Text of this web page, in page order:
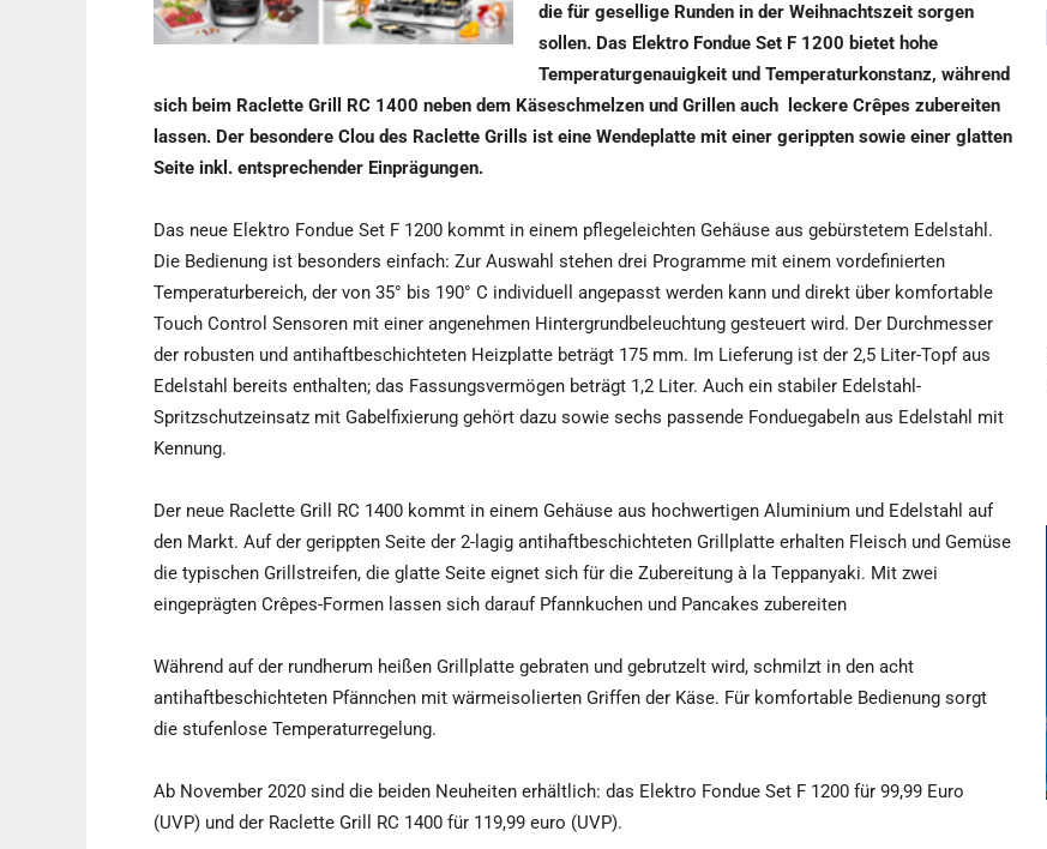
die für gesellige Runden in der Weihnachtszeit sorgen
sollen. Das Elektro Fondue Set F 1200 bietet hohe
Temperaturgenauigkeit und Temperaturkonstanz, während
sich beim Raclette Grill RC 1400 neben dem Käseschmelzen und Grillen auch leckere Crêpes zubereiten
lassen. Der besondere Clou des Raclette Grills ist eine Wendeplatte mit einer gerippten sowie einer glatten
Seite inkl. entsprechender Einprägungen.
Das neue Elektro Fondue Set F 1200 kommt in einem pflegeleichten Gehäuse aus gebürstetem Edelstahl.
Die Bedienung ist besonders einfach: Zur Auswahl stehen drei Programme mit einem vordefinierten
Temperaturbereich, der von 35° bis 190° C individuell angepasst werden kann und direkt über komfortable
Touch Control Sensoren mit einer angenehmen Hintergrundbeleuchtung gesteuert wird. Der Durchmesser
der robusten und antihaftbeschichteten Heizplatte beträgt 175 mm. Im Lieferung ist der 2,5 Liter-Topf aus
Edelstahl bereits enthalten; das Fassungsvermögen beträgt 1,2 Liter. Auch ein stabiler Edelstahl-
Spritzschutzeinsatz mit Gabelfixierung gehört dazu sowie sechs passende Fonduegabeln aus Edelstahl mit
Kennung.
Der neue Raclette Grill RC 1400 kommt in einem Gehäuse aus hochwertigen Aluminium und Edelstahl auf
den Markt. Auf der gerippten Seite der 2-lagig antihaftbeschichteten Grillplatte erhalten Fleisch und Gemüse
die typischen Grillstreifen, die glatte Seite eignet sich für die Zubereitung à la Teppanyaki. Mit zwei
eingeprägten Crêpes-Formen lassen sich darauf Pfannkuchen und Pancakes zubereiten
Während auf der rundherum heißen Grillplatte gebraten und gebrutzelt wird, schmilzt in den acht
antihaftbeschichteten Pfännchen mit wärmeisolierten Griffen der Käse. Für komfortable Bedienung sorgt
die stufenlose Temperaturregelung.
Ab November 2020 sind die beiden Neuheiten erhältlich: das Elektro Fondue Set F 1200 für 99,99 Euro
(UVP) und der Raclette Grill RC 1400 für 119,99 euro (UVP).